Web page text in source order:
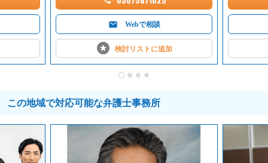
Webで相談
検討リストに追加
この地域で対応可能な弁護士事務所